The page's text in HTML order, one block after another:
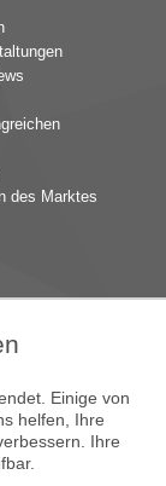
des Marktes
Einige von
helfen, Ihre
Ihre